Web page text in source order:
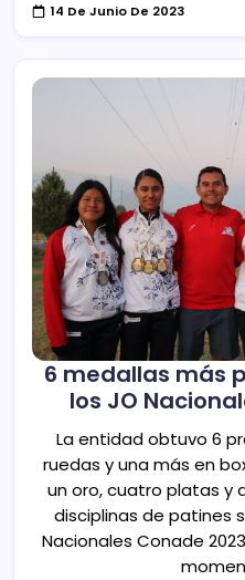
14 De Junio De 2023
6 medallas más
los JO
La entidad obtuvo 6
ruedas y una más en
un oro, cuatro platas y
disciplinas de patines
Nacionales Conade